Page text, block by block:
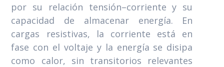
por su relación tensión–corriente y su
capacidad de almacenar energía. En
cargas resistivas, la corriente está en
fase con el voltaje y la energía se disipa
como calor, sin transitorios relevantes